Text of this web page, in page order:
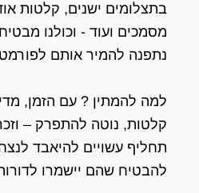
בתצלומים ישנים, קלטות
מסמכים ועוד - וכולנו
נתפנה להמיר אותם לפורמט
למה להמתין ? עם הזמן,
קלטות, נוטה להתפרק –
תחליף עשויים להיאבד
להבטיח שהם יישמרו